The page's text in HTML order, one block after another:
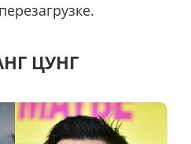
ЦУНГ